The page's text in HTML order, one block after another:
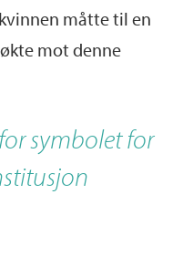
måtte til en
mot denne
symbolet for